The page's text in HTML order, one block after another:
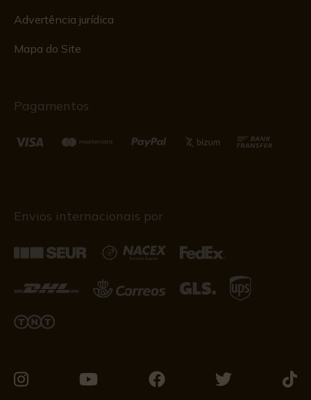
Advertência jurídica
Mapa do Site
Pagamentos
Envios internacionais por